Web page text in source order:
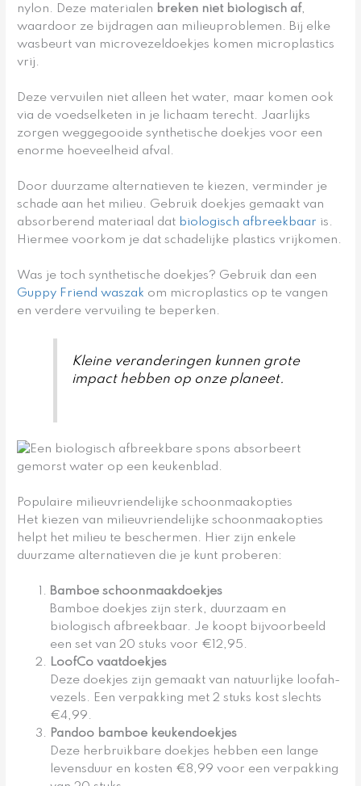
nylon. Deze materialen breken niet biologisch af,
waardoor ze bijdragen aan milieuproblemen. Bij elke
wasbeurt van microvezeldoekjes komen microplastics
vrij.
Deze vervuilen niet alleen het water, maar komen ook
via de voedselketen in je lichaam terecht. Jaarlijks
zorgen weggegooide synthetische doekjes voor een
enorme hoeveelheid afval.
Door duurzame alternatieven te kiezen, verminder je
schade aan het milieu. Gebruik doekjes gemaakt van
absorberend materiaal dat biologisch afbreekbaar is.
Hiermee voorkom je dat schadelijke plastics vrijkomen.
Was je toch synthetische doekjes? Gebruik dan een
Guppy Friend waszak om microplastics op te vangen
en verdere vervuiling te beperken.
Kleine veranderingen kunnen grote
impact hebben op onze planeet.
Populaire milieuvriendelijke schoonmaakopties
Het kiezen van milieuvriendelijke schoonmaakopties
helpt het milieu te beschermen. Hier zijn enkele
duurzame alternatieven die je kunt proberen:
Bamboe schoonmaakdoekjes
Bamboe doekjes zijn sterk, duurzaam en
biologisch afbreekbaar. Je koopt bijvoorbeeld
een set van 20 stuks voor €12,95.
LoofCo vaatdoekjes
Deze doekjes zijn gemaakt van natuurlijke loofah-
vezels. Een verpakking met 2 stuks kost slechts
€4,99.
Pandoo bamboe keukendoekjes
Deze herbruikbare doekjes hebben een lange
levensduur en kosten €8,99 voor een verpakking